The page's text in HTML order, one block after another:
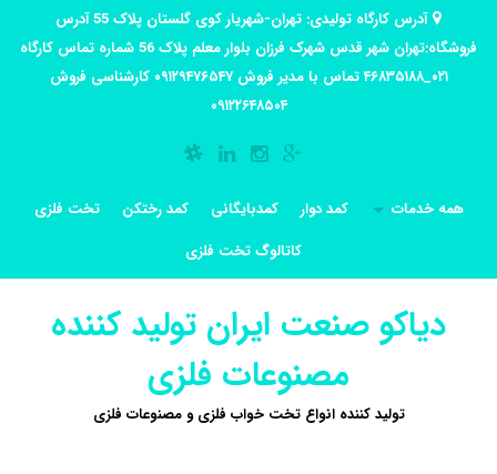
آدرس کارگاه تولیدی: تهران-شهریار کوی گلستان پلاک 55 آدرس
فروشگاه:تهران شهر قدس شهرک فرزان بلوار معلم پلاک 56 شماره تماس کارگاه
۰۲۱_۴۶۸۳۵۱۸۸ تماس با مدیر فروش ۰۹۱۲۹۴۷۶۵۴۷ کارشناسی فروش
۰۹۱۲۲۶۴۸۵۰۴
همه خدمات کمد دوار کمدبایگانی کمد رختکن
تخت فلزی
کاتالوگ تخت فلزی
دیاکو صنعت ایران تولید کننده
مصنوعات فلزی
تولید کننده انواع تخت خواب فلزی و مصنوعات فلزی